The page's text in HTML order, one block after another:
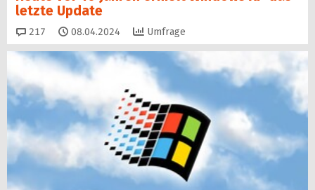
letzte Update
217 Kommentare
08.04.2024 Umfrage